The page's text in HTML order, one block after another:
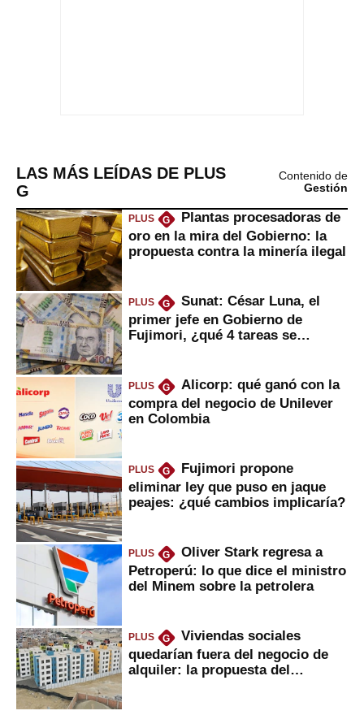
LAS MÁS LEÍDAS DE PLUS
G
Contenido de
Gestión
PLUS G
Plantas procesadoras de
oro en la mira del Gobierno: la
propuesta contra la minería ilegal
PLUS G
Sunat: César Luna, el
primer jefe en Gobierno de
Fujimori, ¿qué 4 tareas se
PLUS G
Alicorp: qué ganó con la
compra del negocio de Unilever
en Colombia
PLUS G
Fujimori propone
eliminar ley que puso en jaque
peajes: ¿qué cambios implicaría?
PLUS G
Oliver Stark regresa a
Petroperú: lo que dice el ministro
del Minem sobre la petrolera
PLUS G
Viviendas sociales
quedarían fuera del negocio de
alquiler: la propuesta del